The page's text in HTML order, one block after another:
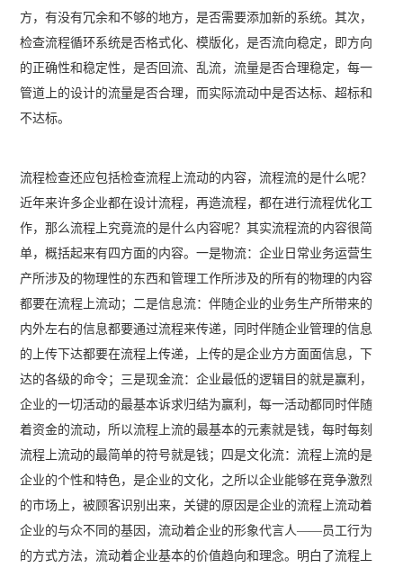
方，有没有冗余和不够的地方，是否需要添加新的系统。其次，
检查流程循环系统是否格式化、模版化，是否流向稳定，即方向
的正确性和稳定性，是否回流、乱流，流量是否合理稳定，每一
管道上的设计的流量是否合理，而实际流动中是否达标、超标和
不达标。
流程检查还应包括检查流程上流动的内容，流程流的是什么呢？
近年来许多企业都在设计流程，再造流程，都在进行流程优化工
作，那么流程上究竟流的是什么内容呢？其实流程流的内容很简
单，概括起来有四方面的内容。一是物流：企业日常业务运营生
产所涉及的物理性的东西和管理工作所涉及的所有的物理的内容
都要在流程上流动；二是信息流：伴随企业的业务生产所带来的
内外左右的信息都要通过流程来传递，同时伴随企业管理的信息
的上传下达都要在流程上传递，上传的是企业方方面面信息，下
达的各级的命令；三是现金流：企业最低的逻辑目的就是赢利，
企业的一切活动的最基本诉求归结为赢利，每一活动都同时伴随
着资金的流动，所以流程上流的最基本的元素就是钱，每时每刻
流程上流动的最简单的符号就是钱；四是文化流：流程上流的是
企业的个性和特色，是企业的文化，之所以企业能够在竞争激烈
的市场上，被顾客识别出来，关键的原因是企业的流程上流动着
企业的与众不同的基因，流动着企业的形象代言人——员工行为
的方式方法，流动着企业基本的价值趋向和理念。明白了流程上